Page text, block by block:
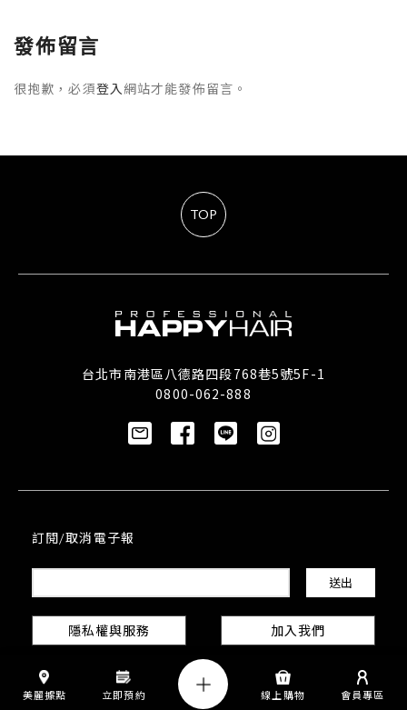
發佈留言
很抱歉，必須登入網站才能發佈留言。
TOP
台北市南港區八德路四段768巷5號5F-1
0800-062-888
訂閱/取消電子報
隱私權與服務 加入我們
美麗據點 立即預約 線上購物 會員專區